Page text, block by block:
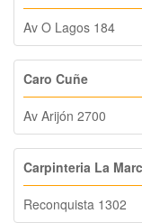
Av O Lagos 184
Caro Cuñe
Av Arijón 2700
Carpinteria La
Reconquista 1302